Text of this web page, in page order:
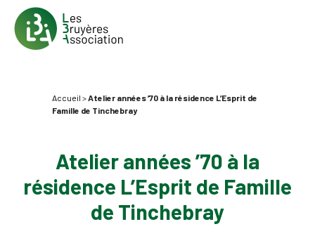
Accueil >Atelier années ’70 à la résidence L’Esprit de
Famille de Tinchebray
Atelier années ’70 à la
résidence L’Esprit de Famille
de Tinchebray